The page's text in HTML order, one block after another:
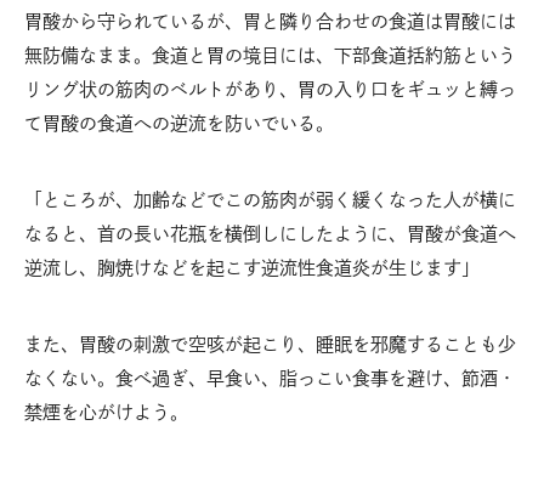
胃酸から守られているが、胃と隣り合わせの食道は胃酸には
無防備なまま。食道と胃の境目には、下部食道括約筋という
リング状の筋肉のベルトがあり、胃の入り口をギュッと縛っ
て胃酸の食道への逆流を防いでいる。
「ところが、加齢などでこの筋肉が弱く緩くなった人が横に
なると、首の長い花瓶を横倒しにしたように、胃酸が食道へ
逆流し、胸焼けなどを起こす逆流性食道炎が生じます」
また、胃酸の刺激で空咳が起こり、睡眠を邪魔することも少
なくない。食べ過ぎ、早食い、脂っこい食事を避け、節酒・
禁煙を心がけよう。